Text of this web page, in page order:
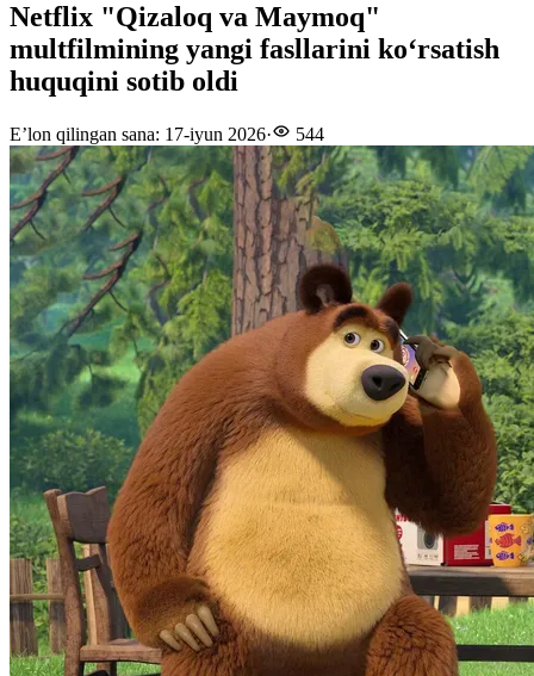
Netflix "Qizaloq va Maymoq"
multfilmining yangi fasllarini koʻrsatish
huquqini sotib oldi
E’lon qilingan sana: 17-iyun 2026· 544